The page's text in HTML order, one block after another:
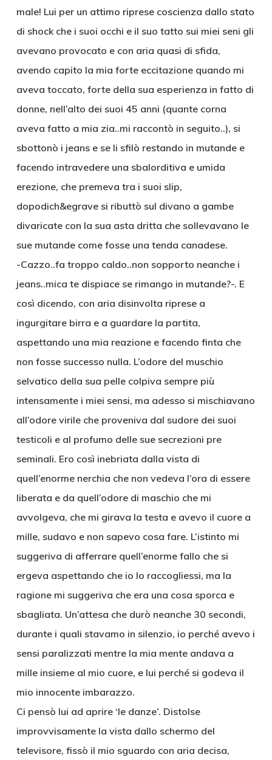
male! Lui per un attimo riprese coscienza dallo stato
di shock che i suoi occhi e il suo tatto sui miei seni gli
avevano provocato e con aria quasi di sfida,
avendo capito la mia forte eccitazione quando mi
aveva toccato, forte della sua esperienza in fatto di
donne, nell’alto dei suoi 45 anni (quante corna
aveva fatto a mia zia..mi raccontò in seguito..), si
sbottonò i jeans e se li sfilò restando in mutande e
facendo intravedere una sbalorditiva e umida
erezione, che premeva tra i suoi slip,
dopodich&egrave si ributtò sul divano a gambe
divaricate con la sua asta dritta che sollevavano le
sue mutande come fosse una tenda canadese.
-Cazzo..fa troppo caldo..non sopporto neanche i
jeans..mica te dispiace se rimango in mutande?-. E
così dicendo, con aria disinvolta riprese a
ingurgitare birra e a guardare la partita,
aspettando una mia reazione e facendo finta che
non fosse successo nulla. L’odore del muschio
selvatico della sua pelle colpiva sempre più
intensamente i miei sensi, ma adesso si mischiavano
all’odore virile che proveniva dal sudore dei suoi
testicoli e al profumo delle sue secrezioni pre
seminali. Ero così inebriata dalla vista di
quell’enorme nerchia che non vedeva l’ora di essere
liberata e da quell’odore di maschio che mi
avvolgeva, che mi girava la testa e avevo il cuore a
mille, sudavo e non sapevo cosa fare. L’istinto mi
suggeriva di afferrare quell’enorme fallo che si
ergeva aspettando che io lo raccogliessi, ma la
ragione mi suggeriva che era una cosa sporca e
sbagliata. Un’attesa che durò neanche 30 secondi,
durante i quali stavamo in silenzio, io perché avevo i
sensi paralizzati mentre la mia mente andava a
mille insieme al mio cuore, e lui perché si godeva il
mio innocente imbarazzo.
Ci pensò lui ad aprire ‘le danze’. Distolse
improvvisamente la vista dallo schermo del
televisore, fissò il mio sguardo con aria decisa,